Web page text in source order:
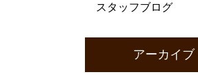
スタッフブログ
アーカイブ